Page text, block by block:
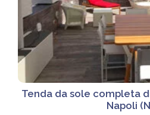
Tenda da sole completa
Napoli